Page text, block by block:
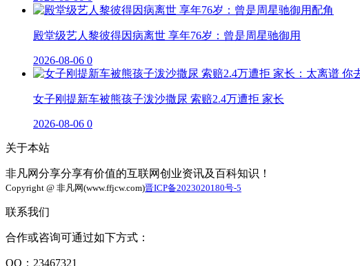
殿堂级艺人黎彼得因病离世 享年76岁：曾是周星驰御用
2026-08-06 0
女子刚提新车被熊孩子泼沙撒尿 索赔2.4万遭拒 家长
2026-08-06 0
关于本站
非凡网分享分享有价值的互联网创业资讯及百科知识！
Copyright @ 非凡网(www.ffjcw.com)晋ICP备2023020180号-5
联系我们
合作或咨询可通过如下方式：
QQ：23467321